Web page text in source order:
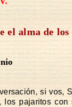
el alma de
si vos,
los pajaritos